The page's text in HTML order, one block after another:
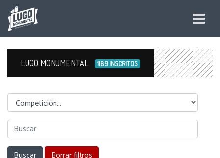
LUGO MONUMENTAL 1189 INSCRITOS
Competicion